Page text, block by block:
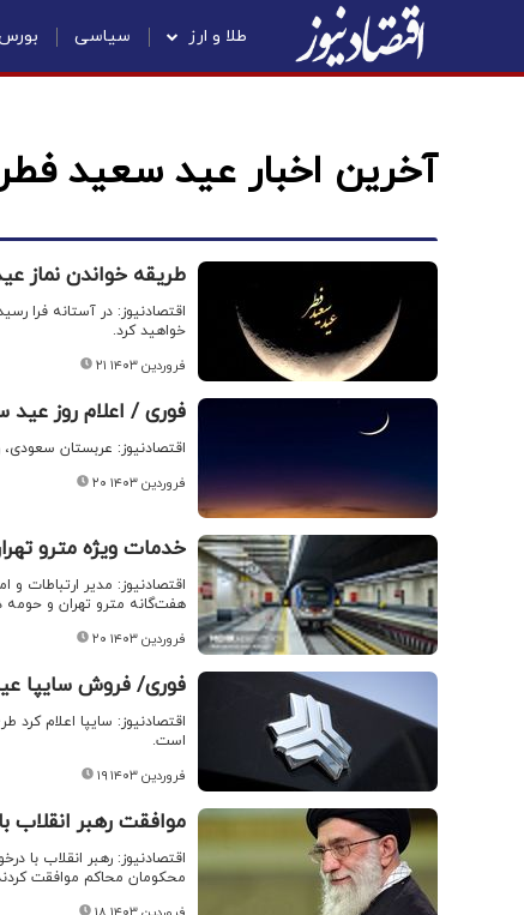
طلا و ارز سیاسی
آخرین اخبار عید سعید
طریقه خواندن نماز
خواهید کرد.
۲۱ فروردین ۱۴۰۳
فوری / اعلام روز
اقتصادنیوز: عربستان سعودی،
۲۰ فروردین ۱۴۰۳
خدمات ویژه مترو
اقتصادنیوز: مدیر ارتباطات
هفت‌گانه مترو تهران و حومه
۲۰ فروردین ۱۴۰۳
فوری/ فروش سایپا
اقتصادنیوز: سایپا اعلام
است.
۱۹ فروردین ۱۴۰۳
موافقت رهبر
اقتصادنیوز: رهبر انقلاب با
محکومان محاکم موافقت